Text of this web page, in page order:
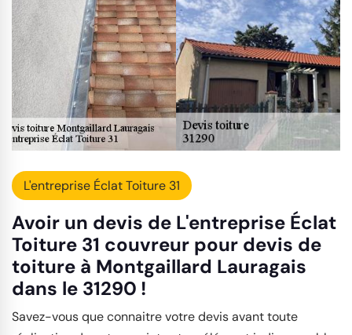
L'entreprise Éclat Toiture 31
Avoir un devis de L'entreprise Éclat
Toiture 31 couvreur pour devis de
toiture à Montgaillard Lauragais
dans le 31290 !
Savez-vous que connaitre votre devis avant toute